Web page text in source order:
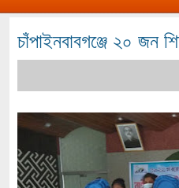
চাঁপাইনবাবগঞ্জে ২০ জন